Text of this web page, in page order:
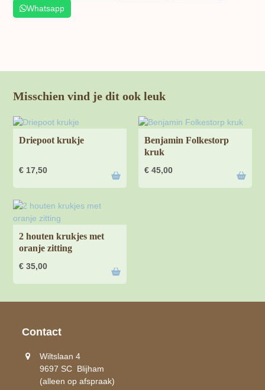
Whatsapp
Misschien vind je dit ook leuk
Driepoot krukje
€ 17,50
Benjamin Folkestorp
kruk
€ 45,00
2 houten krukjes met
oranje zitting
€ 35,00
Contact
Wiltslaan 4
9697 SC Blijham
(alleen op afspraak)